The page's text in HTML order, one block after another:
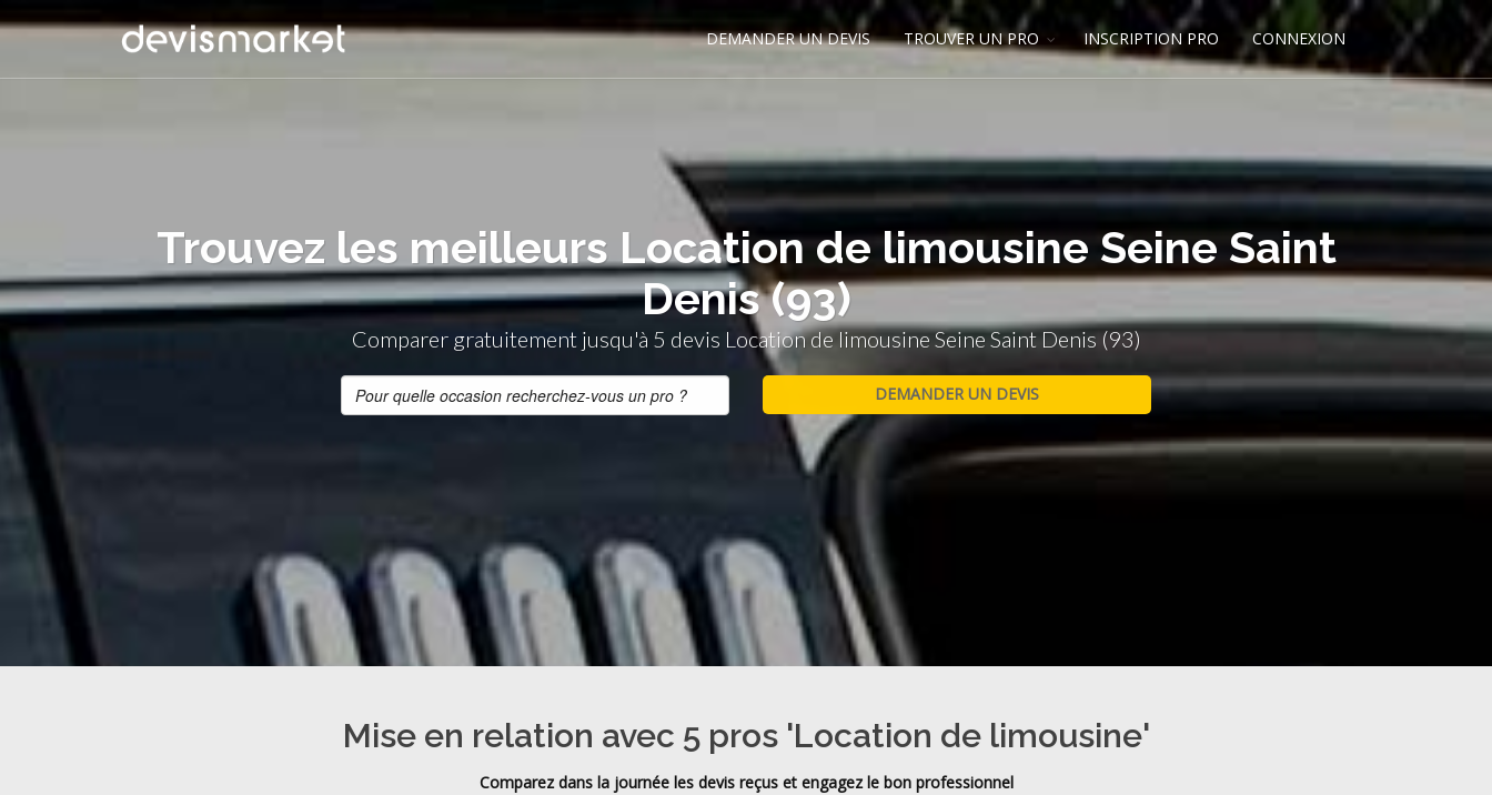
DEMANDER UN DEVIS TROUVER UN PRO INSCRIPTION PRO CONNEXION
Trouvez les meilleurs Location de limousine Seine Saint
Denis (93)
Comparer gratuitement jusqu'à 5 devis Location de limousine Seine Saint Denis (93)
Mise en relation avec 5 pros 'Location de limousine'
Comparez dans la journée les devis reçus et engagez le bon professionnel